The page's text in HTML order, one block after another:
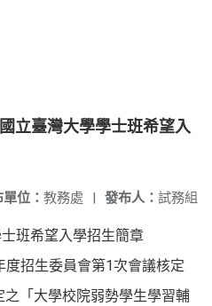
立臺灣大學學士班希望入
發布人： 試務組
位： 教務處 |
班希望入學招生簡章
招生委員會第1次會議核定
「大學校院弱勢學生學習輔